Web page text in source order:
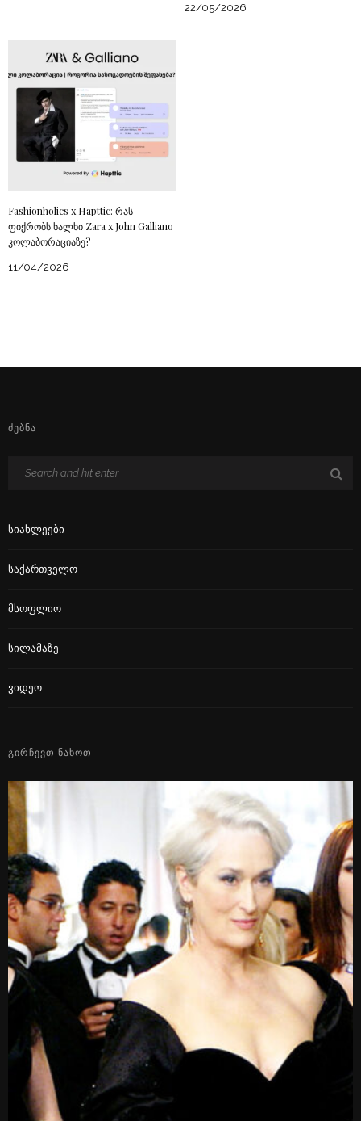
22/05/2026
Fashionholics x Hapttic: რას
ფიქრობს ხალხი Zara x John Galliano
კოლაბორაციაზე?
11/04/2026
ᲫᲔᲑᲜᲐ
Სიახლეები
Საქართველო
Მსოფლიო
Სილამაზე
Ვიდეო
ᲒᲘᲠᲩᲔᲕᲗ ᲜᲐᲮᲝᲗ